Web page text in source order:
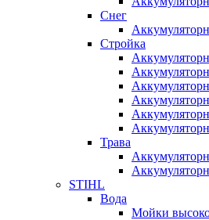
Снег
Стройка
Трава
STIHL
Вода
Мойки